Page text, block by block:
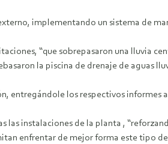
implementando un sistema de
“que sobrepasaron una lluvia
la piscina de drenaje de aguas
entregándole los respectivos informes
instalaciones de la planta ,
enfrentar de mejor forma este tipo